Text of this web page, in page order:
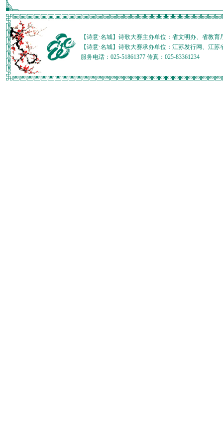
【诗意·名城】诗歌大赛主办单位：省文明办、省教
【诗意·名城】诗歌大赛承办单位：江苏发行网、江
服务电话：025-51861377 传真：025-83361234